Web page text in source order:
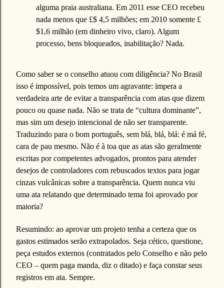
alguma praia australiana. Em 2011 esse CEO recebeu
nada menos que £$ 4,5 milhões; em 2010 somente £
$1,6 milhão (em dinheiro vivo, claro). Algum
processo, bens bloqueados, inabilitação? Nada.
Como saber se o conselho atuou com diligência? No Brasil
isso é impossível, pois temos um agravante: impera a
verdadeira arte de evitar a transparência com atas que dizem
pouco ou quase nada. Não se trata de “cultura dominante”,
mas sim um desejo intencional de não ser transparente.
Traduzindo para o bom português, sem blá, blá, blá: é má fé,
cara de pau mesmo. Não é à toa que as atas são geralmente
escritas por competentes advogados, prontos para atender
desejos de controladores com rebuscados textos para jogar
cinzas vulcânicas sobre a transparência. Quem nunca viu
uma ata relatando que determinado tema foi aprovado por
maioria?
Resumindo: ao aprovar um projeto tenha a certeza que os
gastos estimados serão extrapolados. Seja cético, questione,
peça estudos externos (contratados pelo Conselho e não pelo
CEO – quem paga manda, diz o ditado) e faça constar seus
registros em ata. Sempre.